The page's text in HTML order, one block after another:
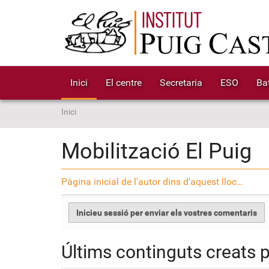
Inici El centre Secretaria ESO
S
o
a
:
Inici
Mobilització El Puig
Pàgina inicial de l'autor dins d'aquest lloc…
Últims continguts creats